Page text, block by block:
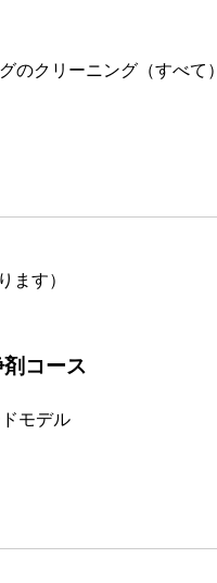
のクリーニング（すべて）
ます）
コース
モデル